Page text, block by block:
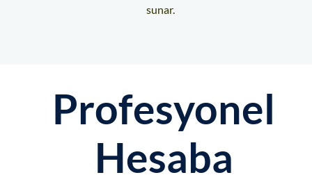
sunar.
Profesyonel
Hesaba